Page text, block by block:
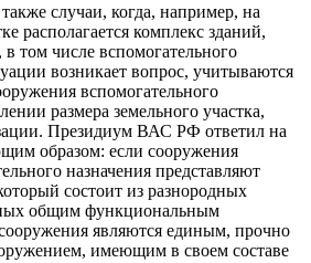
случаи, когда, например, на
располагается комплекс зданий,
том числе вспомогательного
возникает вопрос, учитываются
вспомогательного
размера земельного участка,
Президиум ВАС РФ ответил на
образом: если сооружения
назначения представляют
состоит из разнородных
общим функциональным
являются единым, прочно
имеющим в своем составе